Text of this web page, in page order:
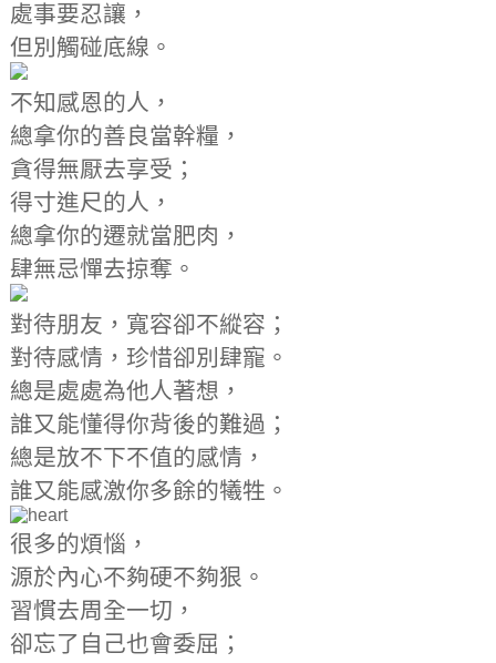
處事要忍讓，
但別觸碰底線。
不知感恩的人，
總拿你的善良當幹糧，
貪得無厭去享受；
得寸進尺的人，
總拿你的遷就當肥肉，
肆無忌憚去掠奪。
對待朋友，寬容卻不縱容；
對待感情，珍惜卻別肆寵。
總是處處為他人著想，
誰又能懂得你背後的難過；
總是放不下不值的感情，
誰又能感激你多餘的犧牲。
很多的煩惱，
源於內心不夠硬不夠狠。
習慣去周全一切，
卻忘了自己也會委屈；